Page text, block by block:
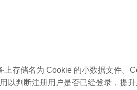
存储名为 Cookie 的小数据文件。
判断注册用户是否已经登录，提升